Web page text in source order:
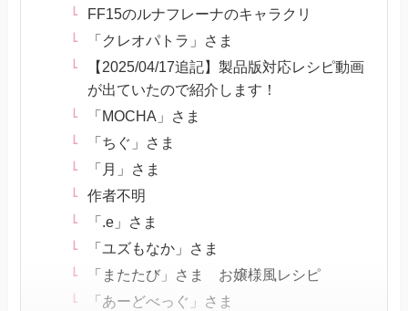
FF15のルナフレーナのキャラクリ
「クレオパトラ」さま
【2025/04/17追記】製品版対応レシピ動画
が出ていたので紹介します！
「MOCHA」さま
「ちぐ」さま
「月」さま
作者不明
「.e」さま
「ユズもなか」さま
「またたび」さま お嬢様風レシピ
「あーどべっぐ」さま